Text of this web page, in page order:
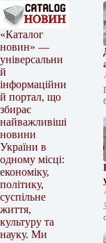
«Каталог
новин» —
універсальни
й
інформаційни
й портал, що
збирає
найважливіші
новини
України в
одному місці:
економіку,
політику,
суспільне
життя,
культуру та
науку. Ми